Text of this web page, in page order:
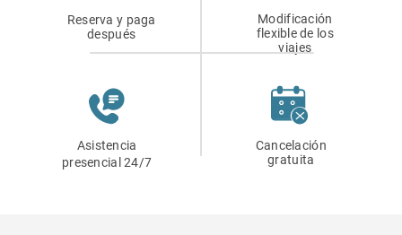
Reserva y paga
después
Modificación
flexible de los
viajes
Cancelación
gratuita
Asistencia
presencial 24/7